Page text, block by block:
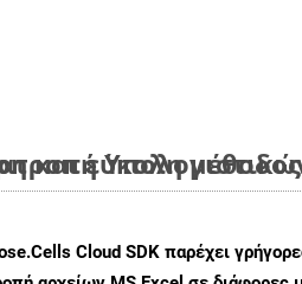
και εύκολη μέθοδος
Cloud SDK παρέχει